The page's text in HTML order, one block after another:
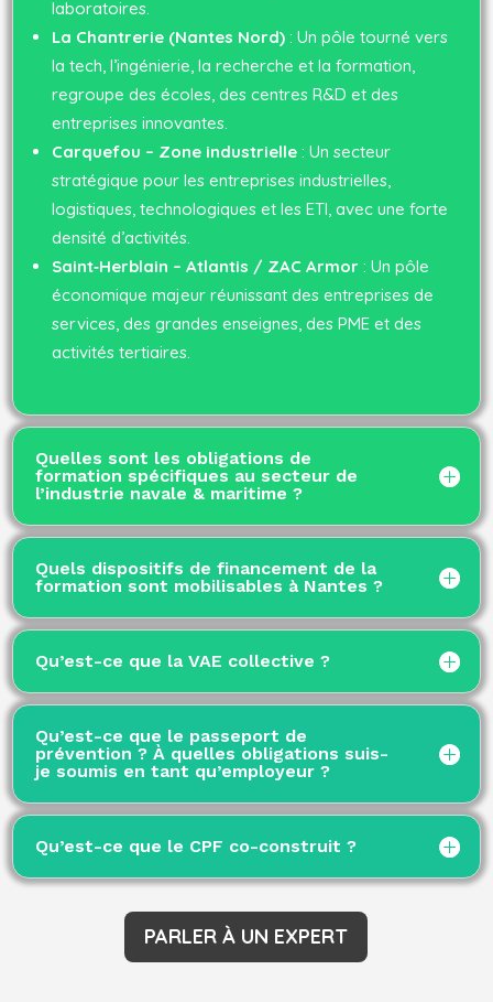
laboratoires.
La Chantrerie (Nantes Nord) : Un pôle tourné vers
la tech, l’ingénierie, la recherche et la formation,
regroupe des écoles, des centres R&D et des
entreprises innovantes.
Carquefou – Zone industrielle : Un secteur
stratégique pour les entreprises industrielles,
logistiques, technologiques et les ETI, avec une forte
densité d’activités.
Saint‑Herblain – Atlantis / ZAC Armor : Un pôle
économique majeur réunissant des entreprises de
services, des grandes enseignes, des PME et des
activités tertiaires.
Quelles sont les obligations de
formation spécifiques au secteur de
l’industrie navale & maritime ?
Quels dispositifs de financement de la
formation sont mobilisables à Nantes ?
Qu’est-ce que la VAE collective ?
Qu’est-ce que le passeport de
prévention ? À quelles obligations suis-
je soumis en tant qu’employeur ?
Qu’est-ce que le CPF co-construit ?
PARLER À UN EXPERT